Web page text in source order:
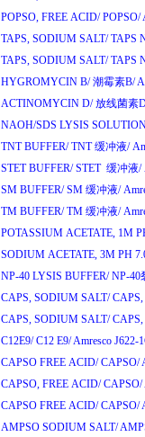
POPSO, FREE ACID/ POPSO/
TAPS, SODIUM SALT/ TAPS
TAPS, SODIUM SALT/ TAPS
HYGROMYCIN B/ 潮霉素B/
ACTINOMYCIN D/ 放线菌素
NAOH/SDS LYSIS
TNT BUFFER/ TNT缓冲液/
STET BUFFER/ STET 缓冲液/
SM BUFFER/ SM 缓冲液/
TM BUFFER/ TM 缓冲液/
POTASSIUM ACETATE, 1M
SODIUM ACETATE, 3M PH
NP-40 LYSIS BUFFER/ NP-40
CAPS, SODIUM SALT/ CAPS,
CAPS, SODIUM SALT/ CAPS,
C12E9/ C12 E9/Amresco J622-
CAPSO FREE ACID/ CAPSO/
CAPSO, FREE ACID/ CAPSO/
CAPSO FREE ACID/ CAPSO/
AMPSO SODIUM SALT/